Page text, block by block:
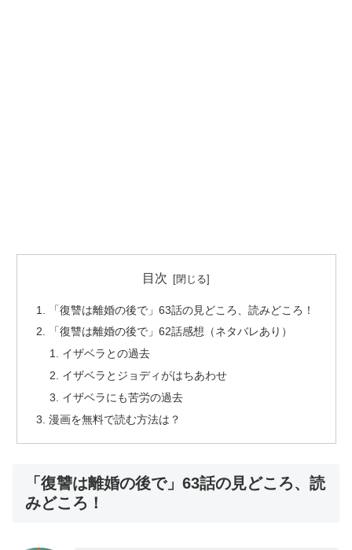
目次
「復讐は離婚の後で」63話の見どころ、読みどころ！
「復讐は離婚の後で」62話感想（ネタバレあり）
イザベラとの過去
イザベラとジョディがはちあわせ
イザベラにも苦労の過去
漫画を無料で読む方法は？
「復讐は離婚の後で」63話の見どころ、読
みどころ！